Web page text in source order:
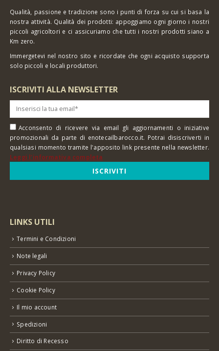
Qualità, passione e tradizione sono i punti di forza su cui si basa la
nostra attività. Qualità dei prodotti: appoggiamo ogni giorno i nostri
piccoli agricoltori e ci assicuriamo che tutti i nostri prodotti siano a
Km zero.
Immergetevi nel nostro sito e ricordate che ogni acquisto supporta
solo piccoli e locali produttori.
ISCRIVITI ALLA NEWSLETTER
Acconsento di ricevere via email gli aggiornamenti o iniziative
promozionali da parte di enotecailbarocco.it. Potrai disiscriverti in
qualsiasi momento tramite l'apposito link presente nella newsletter.
Leggi l'informativa completa
LINKS UTILI
Termini e Condizioni
Note legali
Privacy Policy
Cookie Policy
Il mio account
Spedizioni
Diritto di Recesso